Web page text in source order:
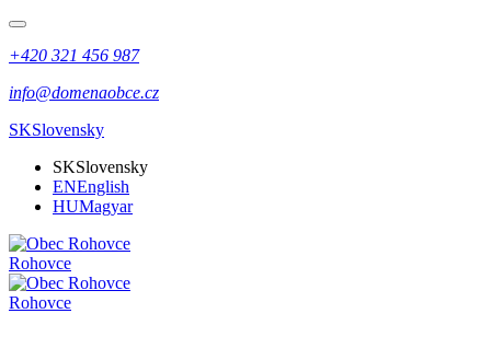
+420 321 456 987
info@domenaobce.cz
SKSlovensky
SKSlovensky
ENEnglish
HUMagyar
Rohovce
Rohovce